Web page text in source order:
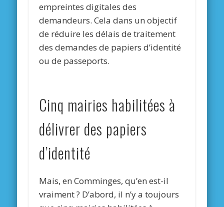
empreintes digitales des
demandeurs. Cela dans un objectif
de réduire les délais de traitement
des demandes de papiers d’identité
ou de passeports.
Cinq mairies habilitées à
délivrer des papiers
d’identité
Mais, en Comminges, qu’en est-il
vraiment ? D’abord, il n’y a toujours